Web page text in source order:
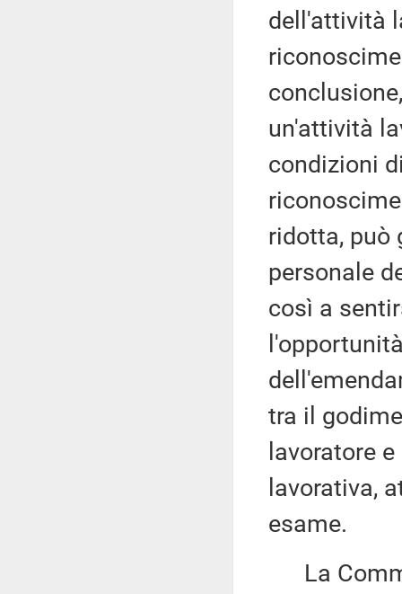
dell'attività
un'attività
condizioni
ridotta, può
personale
così a
tra il
lavoratore
lavorativa,
esame.
La